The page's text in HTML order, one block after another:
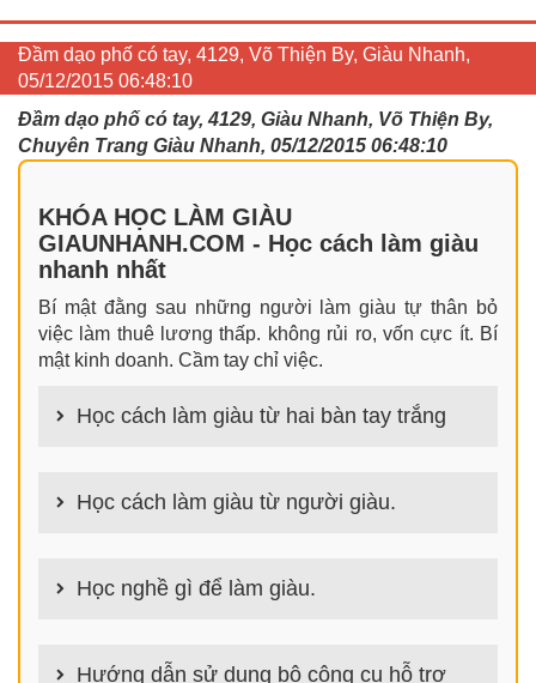
Đầm dạo phố có tay, 4129, Võ Thiện By, Giàu Nhanh,
05/12/2015 06:48:10
Đầm dạo phố có tay, 4129, Giàu Nhanh, Võ Thiện By,
Chuyên Trang Giàu Nhanh, 05/12/2015 06:48:10
KHÓA HỌC LÀM GIÀU
GIAUNHANH.COM - Học cách làm giàu
nhanh nhất
Bí mật đằng sau những người làm giàu tự thân bỏ
việc làm thuê lương thấp. không rủi ro, vốn cực ít. Bí
mật kinh doanh. Cầm tay chỉ việc.
Học cách làm giàu từ hai bàn tay trắng
nhưng hiệu quả bất ngờ. Bạn có thể thành công ngay
cả khi không có gì trong tay.
Học cách làm giàu từ người giàu.
làm giàu từ người giàu. Bạn sẽ có được góc nhìn đa
chiều khi đi sâu vào phân tích cách người giàu làm
Học nghề gì để làm giàu.
nhất hiện nay là gì? Nên học nghề gì để kiếm tiền
Hướng dẫn sử dụng bộ công cụ hỗ trợ